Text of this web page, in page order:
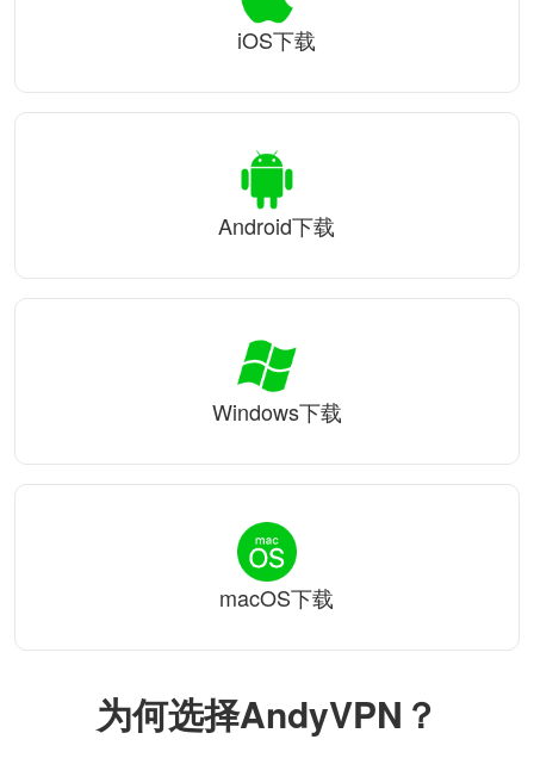
为何选择AndyVPN？
iOS下载
Android下载
Windows下载
macOS下载